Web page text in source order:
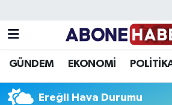
GÜNDEM EKONOMİ
Ereğli Hava Durumu